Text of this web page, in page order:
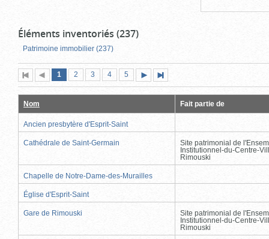
Éléments inventoriés (237)
Patrimoine immobilier (237)
Première
page
Page
précédente
Page
1 (page
actuelle)
Page
2 Page
3 Page
4 Page
5
suivante
page
Nom Fait partie de
Ancien presbytère d'Esprit-Saint
Cathédrale de Saint-Germain
Site patrimonial de
Institutionnel-du-Centre-
Rimouski
Chapelle de Notre-Dame-des-Murailles
Église d'Esprit-Saint
Gare de Rimouski
Site patrimonial de
Institutionnel-du-Centre-
Rimouski